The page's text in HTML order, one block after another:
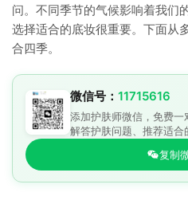
问。不同季节的气候影响着我们
选择适合的底妆很重要。下面从
合四季。
微信号： 11715616
添加护肤师微信，免费一
解答护肤问题、推荐适合
复制